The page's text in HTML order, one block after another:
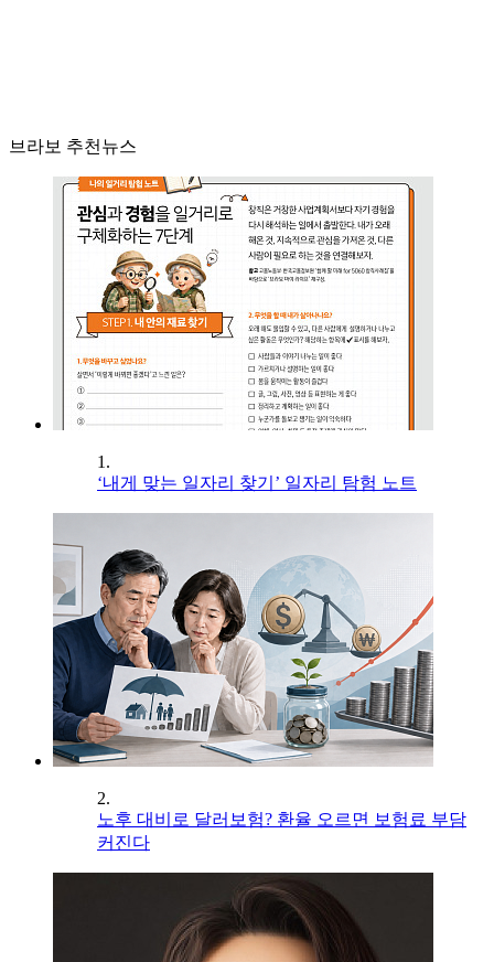
브라보 추천뉴스
1.
‘내게 맞는 일자리 찾기’ 일자리 탐험 노트
2.
노후 대비로 달러보험? 환율 오르면 보험료 부담
커진다